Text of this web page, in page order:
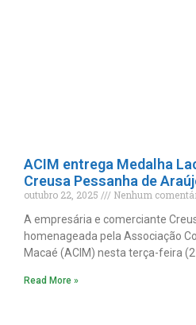
ACIM entrega Medalha
Creusa Pessanha de
outubro 22, 2025
Nenhum
A empresária e comerciante
homenageada pela Associação
Macaé (ACIM) nesta terça-feira
Read More »